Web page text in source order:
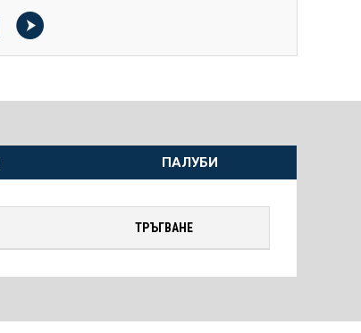
ПАЛУБИ
ТРЪГВАНЕ